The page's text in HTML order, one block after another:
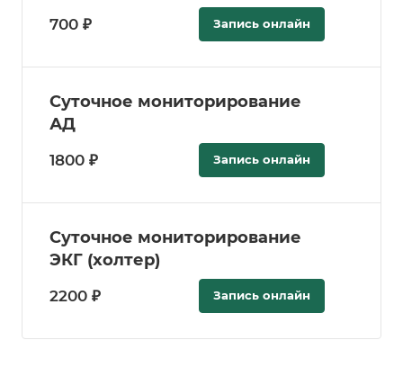
700 ₽ Запись онлайн
Суточное мониторирование
АД
1800 ₽ Запись онлайн
Суточное мониторирование
ЭКГ (холтер)
2200 ₽ Запись онлайн